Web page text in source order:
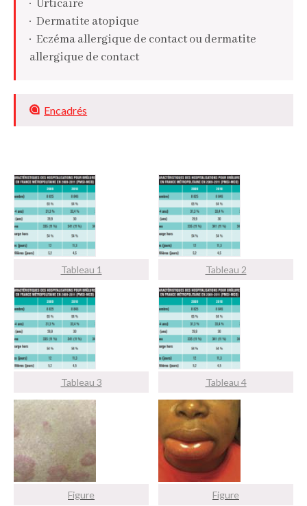
Urticaire
Dermatite atopique
Eczéma allergique de contact ou dermatite
allergique de contact
Encadrés
Tableau 1 Tableau 2
Tableau 3 Tableau 4
Figure Figure